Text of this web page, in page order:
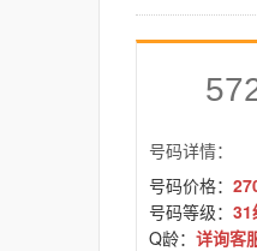
号码详情：
号码价格：
号码等级： 31
Q龄： 详询客